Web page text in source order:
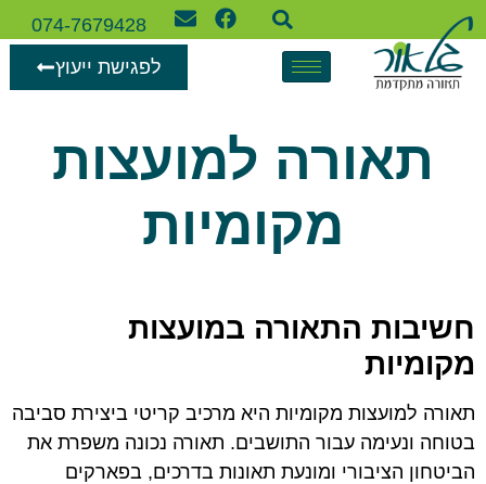
074-7679428
לפגישת ייעוץ
תאורה למועצות
מקומיות
חשיבות התאורה במועצות
מקומיות
תאורה למועצות מקומיות היא מרכיב קריטי ביצירת סביבה
בטוחה ונעימה עבור התושבים. תאורה נכונה משפרת את
הביטחון הציבורי ומונעת תאונות בדרכים, בפארקים